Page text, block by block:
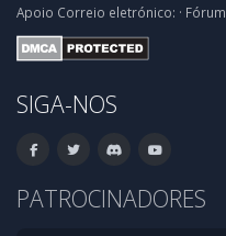
Apoio Correio eletrónico: · Fórum
SIGA-NOS
PATROCINADORES